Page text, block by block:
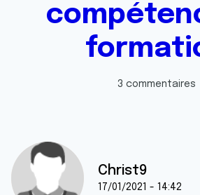
3 commentaires
Christ9
17/01/2021 - 14:42